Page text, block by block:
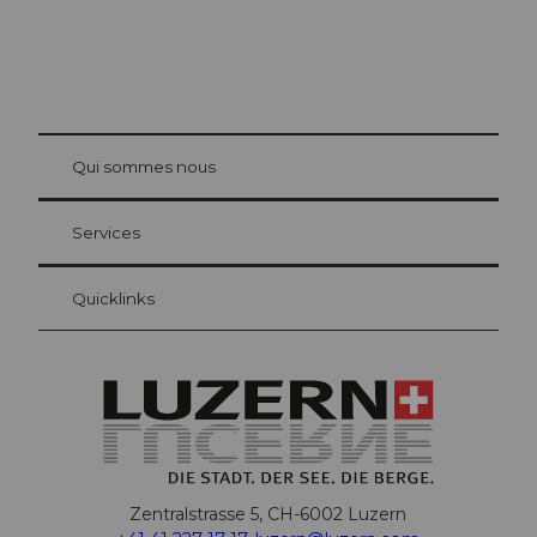
Carte d’hôte Lucerne
Vos avantages en tant qu'hôte pour la nuit
at Bre
Qui sommes nous
Services
Quicklinks
Zentralstrasse 5, CH-6002 Luzern